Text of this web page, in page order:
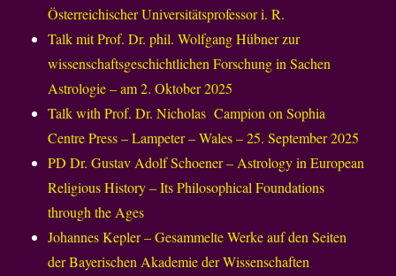
Österreichischer Universitätsprofessor i. R.
Talk mit Prof. Dr. phil. Wolfgang Hübner zur
wissenschaftsgeschichtlichen Forschung in Sachen
Astrologie – am 2. Oktober 2025
Talk with Prof. Dr. Nicholas Campion on Sophia
Centre Press – Lampeter – Wales – 25. September 2025
PD Dr. Gustav Adolf Schoener – Astrology in European
Religious History – Its Philosophical Foundations
through the Ages
Johannes Kepler – Gesammelte Werke auf den Seiten
der Bayerischen Akademie der Wissenschaften